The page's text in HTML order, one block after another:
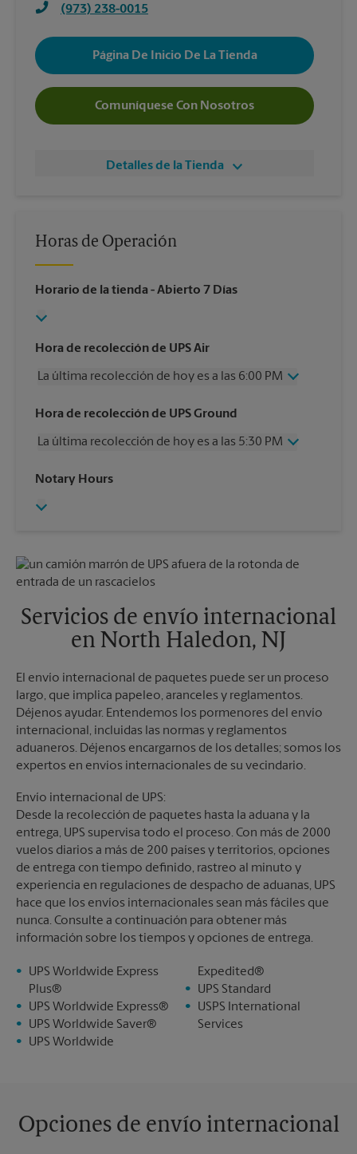
(973) 238-0015
Página De Inicio De La Tienda
Comuníquese Con Nosotros
Detalles de la Tienda
Horas de Operación
Horario de la tienda - Abierto 7 Días
Hora de recolección de UPS Air
La última recolección de hoy es a las 6:00 PM
Miércoles
6:00 PM
Viernes
6:00 PM
Domingo
Hora de recolección de UPS Ground
La última recolección de hoy es a las 5:30 PM
Miércoles
Viernes
Lunes
5:30 PM
Martes
5:30 PM
Notary Hours
Servicios de envío internacional
en North Haledon, NJ
El envío internacional de paquetes puede ser un proceso
largo, que implica papeleo, aranceles y reglamentos.
Déjenos ayudar. Entendemos los pormenores del envío
internacional, incluidas las normas y reglamentos
aduaneros. Déjenos encargarnos de los detalles; somos los
expertos en envíos internacionales de su vecindario.
Envío internacional de UPS:
Desde la recolección de paquetes hasta la aduana y la
entrega, UPS supervisa todo el proceso. Con más de 2000
vuelos diarios a más de 200 países y territorios, opciones
de entrega con tiempo definido, rastreo al minuto y
experiencia en regulaciones de despacho de aduanas, UPS
hace que los envíos internacionales sean más fáciles que
nunca. Consulte a continuación para obtener más
información sobre los tiempos y opciones de entrega.
UPS Worldwide Express
Plus®
UPS Worldwide Express®
UPS Worldwide Saver®
UPS Worldwide
Expedited®
UPS Standard
USPS International
Services
Opciones de envío internacional